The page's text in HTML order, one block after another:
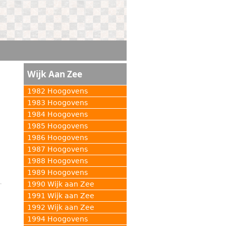
Wijk Aan Zee
1982 Hoogovens
1983 Hoogovens
1984 Hoogovens
1985 Hoogovens
1986 Hoogovens
1987 Hoogovens
1988 Hoogovens
1989 Hoogovens
1990 Wijk aan Zee
1991 Wijk aan Zee
1992 Wijk aan Zee
1994 Hoogovens